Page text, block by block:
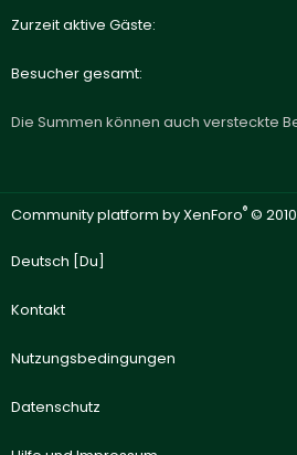
Zurzeit aktive Gäste
Besucher gesamt
Die Summen können auch versteckte
Community platform by XenForo® ©
Deutsch [Du]
Kontakt
Nutzungsbedingungen
Datenschutz